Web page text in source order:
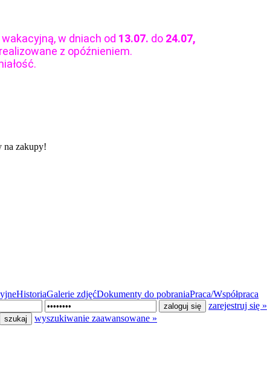
w dniach od 13.07. do 24.07,
z opóźnieniem.
na zakupy!
HistoriaGalerie zdjęćDokumenty do pobraniaPraca/Współpraca
zarejestruj się »
wyszukiwanie zaawansowane »